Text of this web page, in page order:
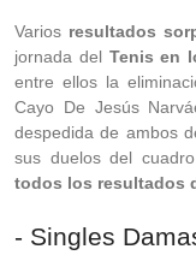
Varios resultados
jornada del Tenis en
entre ellos la
Cayo De Jesús
despedida de ambos
sus duelos del
todos los resultados
- Singles